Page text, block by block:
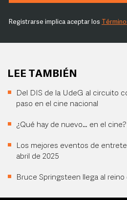
Registrarse implica aceptar los
LEE TAMBIÉN
Del DIS de la UdeG al circuito
paso en el cine nacional
¿Qué hay de nuevo… en el cine?
Los mejores eventos de
abril de 2025
Bruce Springsteen llega al reino